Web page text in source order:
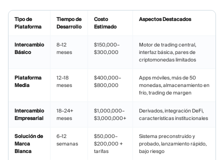
Tipo de
Plataforma
Tiempo de
Desarrollo
Costo
Estimado
Aspectos Destacados
Intercambio
Básico
8–12
meses
$150,000–
$300,000
Motor de trading central,
interfaz básica, pares de
criptomonedas limitados
Plataforma
Media
12–18
meses
$400,000–
$800,000
Apps móviles, más de 50
monedas, almacenamiento en
frío, trading de margen
Intercambio
Empresarial
18–24+
meses
$1,000,000–
$3,000,000+
Derivados, integración DeFi,
características institucionales
Solución de
Marca
Blanca
6–12
semanas
$50,000–
$200,000 +
tarifas
Sistema preconstruido y
probado, lanzamiento rápido,
bajo riesgo